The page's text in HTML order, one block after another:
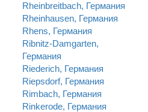
Rheinbreitbach, Германия
Rheinhausen, Германия
Rhens, Германия
Ribnitz-Damgarten,
Германия
Riederich, Германия
Riepsdorf, Германия
Rimbach, Германия
Rinkerode, Германия